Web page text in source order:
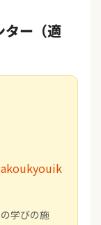
ター（適
学びの施